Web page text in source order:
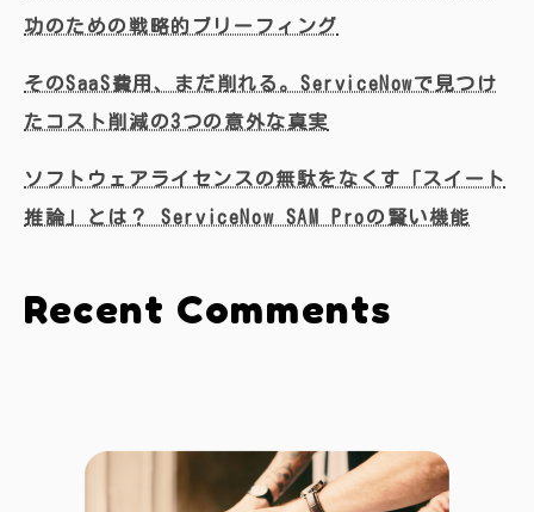
功のための戦略的ブリーフィング
そのSaaS費用、まだ削れる。ServiceNowで見つけ
たコスト削減の3つの意外な真実
ソフトウェアライセンスの無駄をなくす「スイート
推論」とは？ ServiceNow SAM Proの賢い機能
Recent Comments